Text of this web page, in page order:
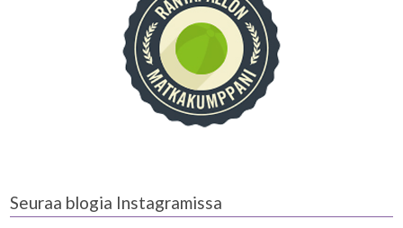
Seuraa blogia Instagramissa